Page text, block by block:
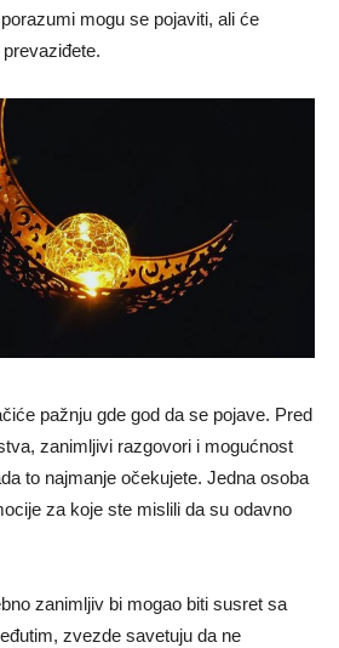
mogu se pojaviti, ali će
pažnju gde god da se pojave. Pred
zanimljivi razgovori i mogućnost
to najmanje očekujete. Jedna osoba
za koje ste mislili da su odavno
zanimljiv bi mogao biti susret sa
zvezde savetuju da ne